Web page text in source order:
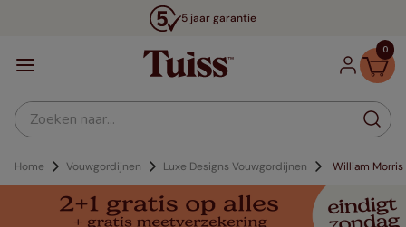
5 jaar garantie
0
Zoeken naar...
Home Vouwgordijnen Luxe Designs Vouwgordijnen William